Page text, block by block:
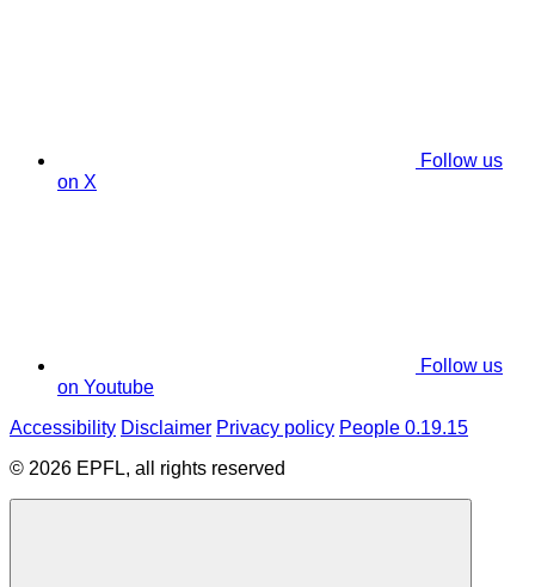
Follow us
on X
Follow us
on Youtube
Accessibility Disclaimer Privacy policy People 0.19.15
© 2026 EPFL, all rights reserved